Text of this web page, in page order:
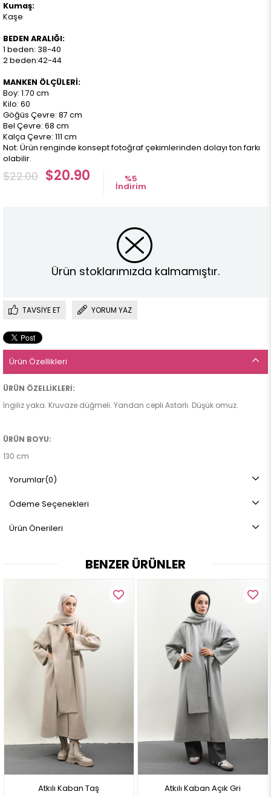
Kumaş:
Kaşe
BEDEN ARALIĞI:
1 beden: 38-40
2 beden:42-44
MANKEN ÖLÇÜLERİ:
Boy: 1.70 cm
Kilo: 60
Göğüs Çevre: 87 cm
Bel Çevre: 68 cm
Kalça Çevre: 111 cm
Not: Ürün renginde konsept fotoğraf çekimlerinden dolayı ton farkı
olabilir.
$22.00 $20.90 %5
İndirim
Ürün stoklarımızda kalmamıştır.
TAVSIYE ET YORUM YAZ
Ürün Özellikleri
ÜRÜN ÖZELLİKLERİ:
İngiliz yaka. Kruvaze düğmeli. Yandan cepli Astarlı. Düşük omuz.
ÜRÜN BOYU:
130 cm
Kaşe
MANKEN ÖLÇÜLERİ:
Boy: 1.70 cm
Göğüs Çevre: 87 cm
Bel Çevre: 68 cm
Kalça Çevre: 111 cm
Not: Ürün renginde konsept fotoğraf çekimlerinden dolayı ton farkı
Yorumlar(0)
Ödeme Seçenekleri
Ürün Önerileri
BENZER ÜRÜNLER
Atkılı Kaban Taş Atkılı Kaban Açık Gri